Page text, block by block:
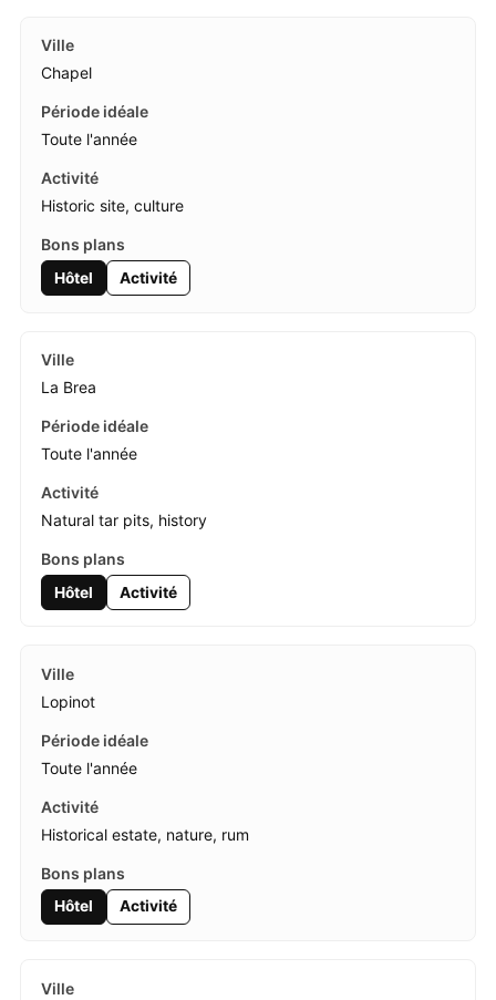
Chapel
Toute l'année
Historic site, culture
Hôtel Activité
La Brea
Toute l'année
Natural tar pits, history
Hôtel Activité
Lopinot
Toute l'année
Historical estate, nature, rum
Hôtel Activité